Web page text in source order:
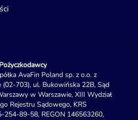
AvaFin Poland sp. z o.o. z
(02-703), ul. Bukowińska 22B, Sąd
w Warszawie, XIII Wydział
Rejestru Sądowego, KRS
254-89-58, REGON 146563260,